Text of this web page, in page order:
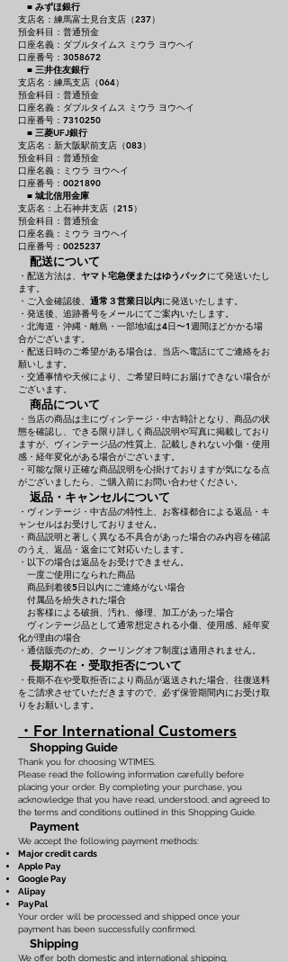
■ みずほ銀行
支店名：練馬富士見台支店（237）
預金科目：普通預金
口座名義：ダブルタイムス ミウラ ヨウヘイ
口座番号：3058672
■ 三井住友銀行
支店名：練馬支店（064）
預金科目：普通預金
口座名義：ダブルタイムス ミウラ ヨウヘイ
口座番号：7310250
■ 三菱UFJ銀行
支店名：新大阪駅前支店（083）
預金科目：普通預金
口座名義：ミウラ ヨウヘイ
口座番号：0021890
■ 城北信用金庫
支店名：上石神井支店（215）
預金科目：普通預金
口座名義：ミウラ ヨウヘイ
口座番号：0025237
配送について
・配送方法は、 ヤマト宅急便またはゆうパックにて発送いたし
ます。
・ご入金確認後、 通常３営業日以内に発送いたします。
・発送後、追跡番号をメールにてご案内いたします。
・北海道・沖縄・離島・一部地域は4日〜1週間ほどかかる場
合がございます。
・配送日時のご希望がある場合は、当店へ電話にてご連絡をお
願いします。
・交通事情や天候により、ご希望日時にお届けできない場合が
ございます。
商品について
・当店の商品は主にヴィンテージ・中古時計となり、商品の状
態を確認し、できる限り詳しく商品説明や写真に掲載しており
ますが、ヴィンテージ品の性質上、記載しきれない小傷・使用
感・経年変化がある場合がございます。
・可能な限り正確な商品説明を心掛けておりますが気になる点
がございましたら、ご購入前にお問い合わせください。
返品・キャンセルについて
・ヴィンテージ・中古品の特性上、お客様都合による返品・キ
ャンセルはお受けしておりません。
・商品説明と著しく異なる不具合があった場合のみ内容を確認
のうえ、返品・返金にて対応いたします。
・以下の場合は返品をお受けできません。
一度ご使用になられた商品
商品到着後5日以内にご連絡がない場合
付属品を紛失された場合
お客様による破損、汚れ、修理、加工があった場合
ヴィンテージ品として通常想定される小傷、使用感、経年変
化が理由の場合
・通信販売のため、クーリングオフ制度は適用されません。
長期不在・受取拒否について
・長期不在や受取拒否により商品が返送された場合、往復送料
をご請求させていただきますので、必ず保管期間内にお受け取
りをお願いします。
・For International Customers
Shopping Guide
Thank you for choosing WTIMES.
Please read the following information carefully before
placing your order. By completing your purchase, you
acknowledge that you have read, understood, and agreed to
the terms and conditions outlined in this Shopping Guide.
Payment
We accept the following payment methods:
Major credit cards
Apple Pay
Google Pay
Alipay
PayPal
Your order will be processed and shipped once your
payment has been successfully confirmed.
Shipping
We offer both domestic and international shipping.